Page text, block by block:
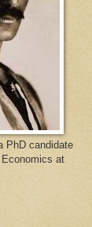
PhD candidate
at